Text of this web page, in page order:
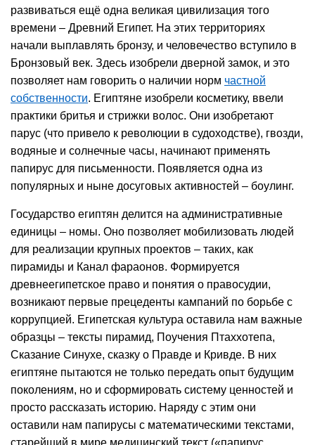
развиваться ещё одна великая цивилизация того
времени – Древний Египет. На этих территориях
начали выплавлять бронзу, и человечество вступило в
Бронзовый век. Здесь изобрели дверной замок, и это
позволяет нам говорить о наличии норм частной
собственности. Египтяне изобрели косметику, ввели
практики бритья и стрижки волос. Они изобретают
парус (что привело к революции в судоходстве), гвозди,
водяные и солнечные часы, начинают применять
папирус для письменности. Появляется одна из
популярных и ныне досуговых активностей – боулинг.
Государство египтян делится на административные
единицы – номы. Оно позволяет мобилизовать людей
для реализации крупных проектов – таких, как
пирамиды и Канал фараонов. Формируется
древнеегипетское право и понятия о правосудии,
возникают первые прецеденты кампаний по борьбе с
коррупцией. Египетская культура оставила нам важные
образцы – тексты пирамид, Поучения Птаххотепа,
Сказание Синухе, сказку о Правде и Кривде. В них
египтяне пытаются не только передать опыт будущим
поколениям, но и сформировать систему ценностей и
просто рассказать историю. Наряду с этим они
оставили нам папирусы с математическими текстами,